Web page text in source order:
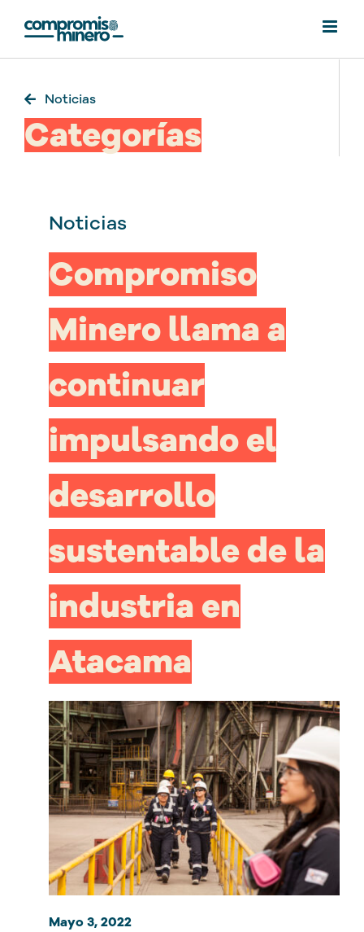
contenido
Noticias
Categorías
Noticias
Compromiso
Minero llama a
continuar
impulsando el
desarrollo
sustentable de la
industria en
Atacama
Mayo 3, 2022